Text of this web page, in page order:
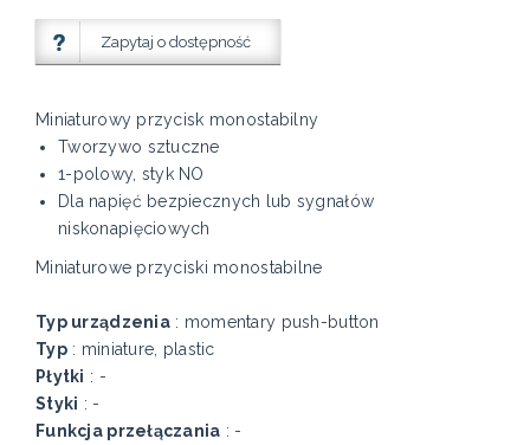
Zapytaj o dostępność
Miniaturowy przycisk monostabilny
Tworzywo sztuczne
1-polowy, styk NO
Dla napięć bezpiecznych lub sygnałów
niskonapięciowych
Miniaturowe przyciski monostabilne
Typ urządzenia: momentary push-button
Typ: miniature, plastic
Płytki : -
Styki : -
Funkcja przełączania : -